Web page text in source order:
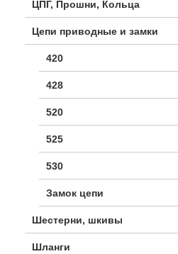
ЦПГ, Прошни, Кольца
Цепи приводные и замки
420
428
520
525
530
Замок цепи
Шестерни, шкивы
Шланги